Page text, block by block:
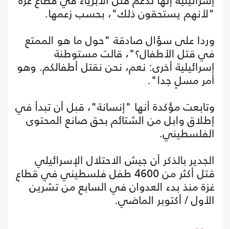
"لأنهم يستحقون ذلك"، بحسب زعمها.
وردا على سؤال صادقة "حول ما هو الممتع
في قتل الأطفال؟"، قالت مستوطنة
إسرائيلية أخرى: نعم، نحن نقتل أطفالكم. وهو
أمر مسلٍ جدا".
وتابعت مؤكدة أنها "إنسانة"، قبل أن تبدأ في
إطلاق وابل من الشتائم بحق صانع المحتوى
الفلسطيني.
الجدير بالذكر أن جيش الاحتلال الإسرائيلي
قتل أكثر من 4600 طفل فلسطيني في قطاع
غزة منذ بدء العدوان في السابع من تشرين
الأول / أكتوبر الماضي.